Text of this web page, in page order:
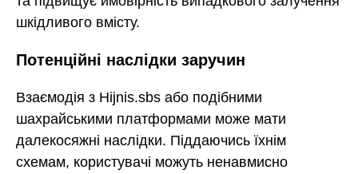
шкідливого вмісту.
Потенційні наслідки заручин
Взаємодія з Hijnis.sbs або подібними
шахрайськими платформами може мати
далекосяжні наслідки. Піддаючись їхнім
схемам, користувачі можуть ненавмисно